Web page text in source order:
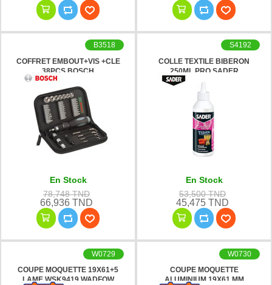
COFFRET EMBOUT+VIS +CLE
38PCS BOSCH
B3518
En Stock
78,748 TND
66,936 TND
COLLE TEXTILE BIBERON
250ML PRO SADER
S4192
En Stock
53,500 TND
45,475 TND
COUPE MOQUETTE 19X61+5
LAME WSK9419 WADFOW
W0729
COUPE MOQUETTE
ALUMINIUM 19X61 MM
W0730